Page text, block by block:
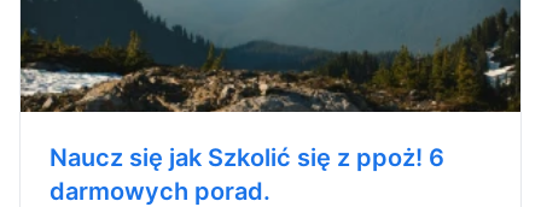
Naucz się jak Szkolić się z ppoż! 6
darmowych porad.